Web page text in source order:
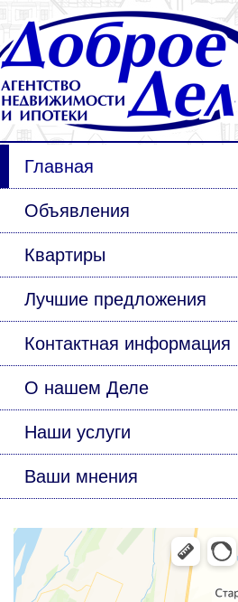
Главная
Объявления
Квартиры
Лучшие предложения
Контактная информация
О нашем Деле
Наши услуги
Ваши мнения